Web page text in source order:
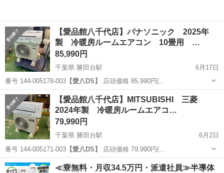
【愛品館八千代店】パナソニック 2025年
製 冷暖房ルームエアコン 10畳用 …
85,990円
千葉県 勝田台駅
6月17日
番号 144-005178-003【愛八DS】 店頭価格 85,990円(…
千葉 八千代市 勝田台駅 季節、空調家電 商品
【愛品館八千代店】MITSUBISHI 三菱
2024年製 冷暖房ルームエアコ…
79,990円
千葉県 勝田台駅
6月2日
番号 144-005171-003【愛八DS】 店頭価格 79,990円(…
千葉 八千代市 勝田台駅 季節、空調家電 商品
≪寮無料・月収34.5万円・派遣社員≫半導体